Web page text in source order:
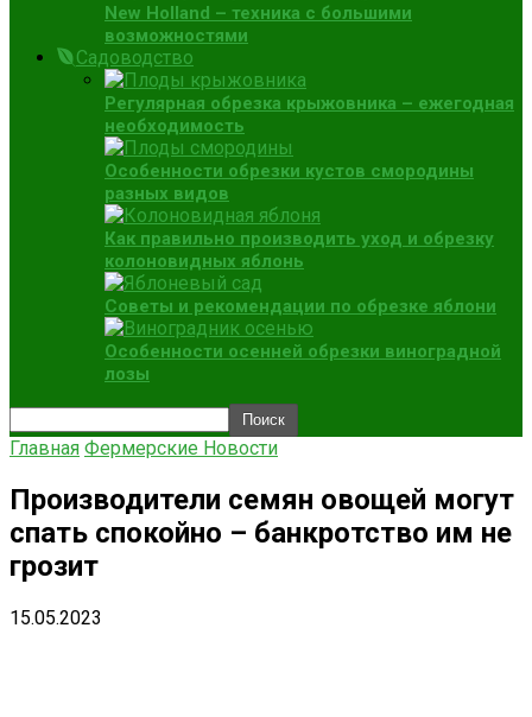
New Holland – техника с большими
возможностями
Садоводство
Регулярная обрезка крыжовника – ежегодная
необходимость
Особенности обрезки кустов смородины
разных видов
Как правильно производить уход и обрезку
колоновидных яблонь
Советы и рекомендации по обрезке яблони
Особенности осенней обрезки виноградной
лозы
Главная Фермерские Новости
Производители семян овощей могут
спать спокойно – банкротство им не
грозит
15.05.2023